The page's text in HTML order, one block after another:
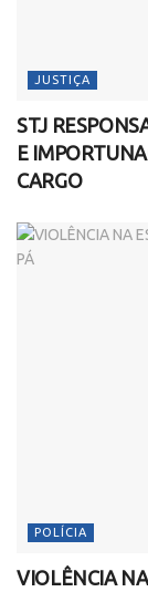
JUSTIÇA
STJ
E
CARGO
POLÍCIA
VIOLÊNCIA